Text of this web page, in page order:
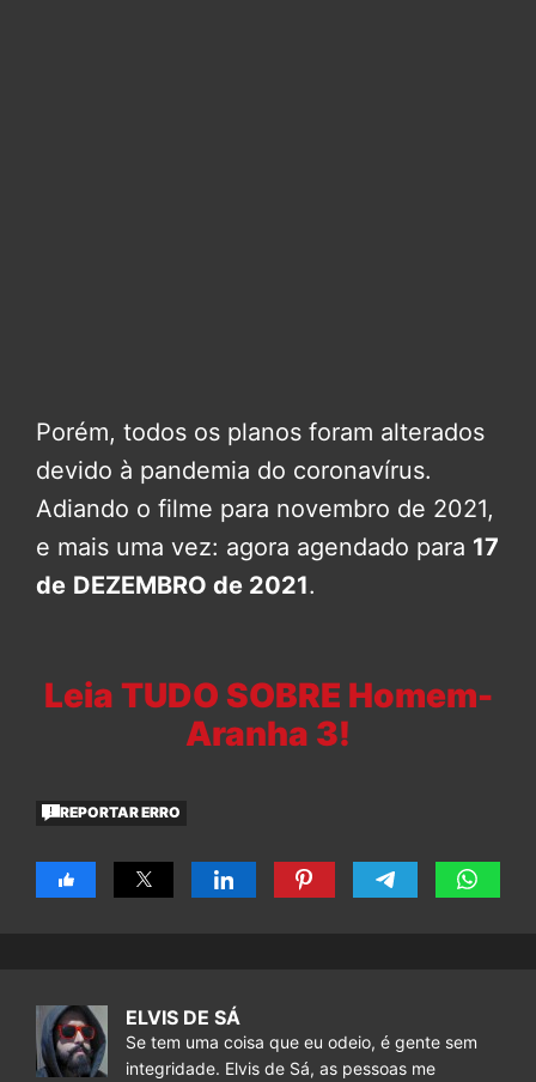
Porém, todos os planos foram alterados
devido à pandemia do coronavírus.
Adiando o filme para novembro de 2021,
e mais uma vez: agora agendado para 17
de DEZEMBRO de 2021.
Leia TUDO SOBRE Homem-
Aranha 3!
REPORTAR ERRO
ELVIS DE SÁ
Se tem uma coisa que eu odeio, é gente sem
integridade. Elvis de Sá, as pessoas me